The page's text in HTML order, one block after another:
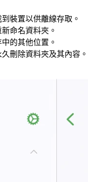
裝置以供離線存取。
命名資料夾。
的其他位置。
刪除資料夾及其內容。